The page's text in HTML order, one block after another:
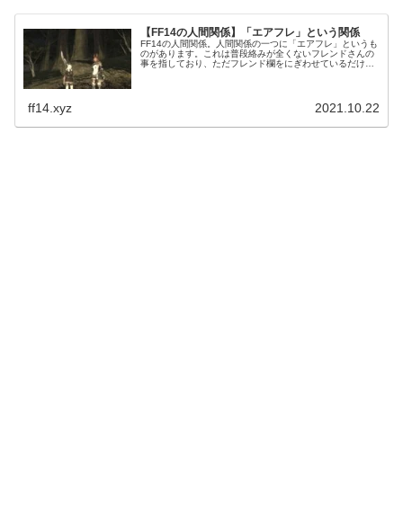
【FF14の人間関係】「エアフレ」という関係
FF14の人間関係。人間関係の一つに「エアフレ」というも
のがあります。これは普段絡みが全くないフレンドさんの
事を指しており、ただフレンド欄をにぎわせているだけの
ff14.xyz 2021.10.22